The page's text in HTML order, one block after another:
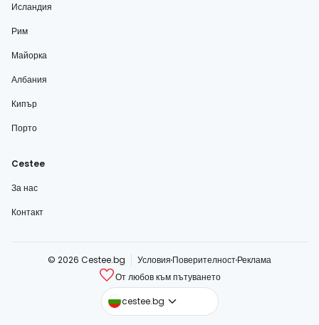
Исландия
Рим
Майорка
Албания
Кипър
Порто
Cestee
За нас
Контакт
© 2026 Cestee.bg Условия ПоверителностРеклама
От любов към пътуването
cestee.bg
cestee.com
cestee.sk